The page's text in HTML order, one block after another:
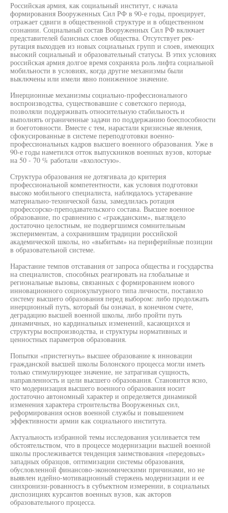
Российская армия, как социальный институт, с начала
формирования Вооруженных Сил РФ в 90-е годы, проецирует,
отражает сдвиги в общественной структуре и в общественном
сознании. Социальный состав Вооруженных Сил РФ включает
представителей базисных слоев общества. Отсутствует рек-
рутация выходцев из новых социальных групп и слоев, имеющих
высокий социальный и образовательный статусы. В этих условиях
российская армия долгое время сохраняла роль лифта социальной
мобильности в условиях, когда другие механизмы были
выключены или имели явно пониженное значение.
Инерционные механизмы социально-профессионального
воспроизводства, существовавшие с советского периода,
позволяли поддерживать относительную стабильность и
выполнять ограниченные задачи по поддержанию боеспособности
и боеготовности. Вместе с тем, нарастали кризисные явления,
сфокусированные в системе переподготовки военно-
профессиональных кадров высшего военного образования. Уже в
90-е годы наметился отток выпускников военных вузов, которые
на 50 - 70 % работали «вхолостую».
Структура образования не дотягивала до критерия
профессиональной компетентности, как условия подготовки
высоко мобильного специалиста, наблюдалось устаревание
материально-технической базы, замедлилась ротация
профессорско-преподавательского состава. Высшее военное
образование, по сравнению с «гражданским», выглядело
достаточно целостным, не подвергшимся сомнительным
экспериментам, а сохранившим традиции российской
академической школы, но «выбитым» на периферийные позиции
в образовательной системе.
Нарастание темпов отставания от запроса общества и государства
на специалистов, способных реагировать на глобальные и
региональные вызовы, связанных с формированием нового
инновационного социокультурного типа личности, поставило
систему высшего образования перед выбором: либо продолжать
инерционный путь, который бы означал, в конечном счете,
деградацию высшей военной школы, либо пройти путь
динамичных, но кардинальных изменений, касающихся и
структуры воспроизводства, и структуры нормативных и
ценностных параметров образования.
Попытки «пристегнуть» высшее образование к инновации
гражданской высшей школы Болонского процесса могли иметь
только стимулирующее значение, не затрагивая сущность,
направленность и цели высшего образования. Становится ясно,
что модернизация высшего военного образования носит
достаточно автономный характер и определяется динамикой
изменения характера строительства Вооруженных сил,
реформирования основ военной службы и повышением
эффективности армии как социального института.
Актуальность избранной темы исследования усиливается тем
обстоятельством, что в процессе модернизации высшей военной
школы прослеживается тенденция заимствования «передовых»
западных образцов, оптимизации системы образования,
обусловленной финансово-экономическими причинами, но не
выявлен идейно-мотивационный стержень модернизации и ее
синхронизи-рованносгь в субъектном измерении, в социальных
диспозициях курсантов военных вузов, как акторов
образовательного процесса.